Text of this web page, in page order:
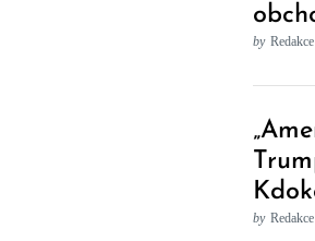
by Redakce
by Redakce